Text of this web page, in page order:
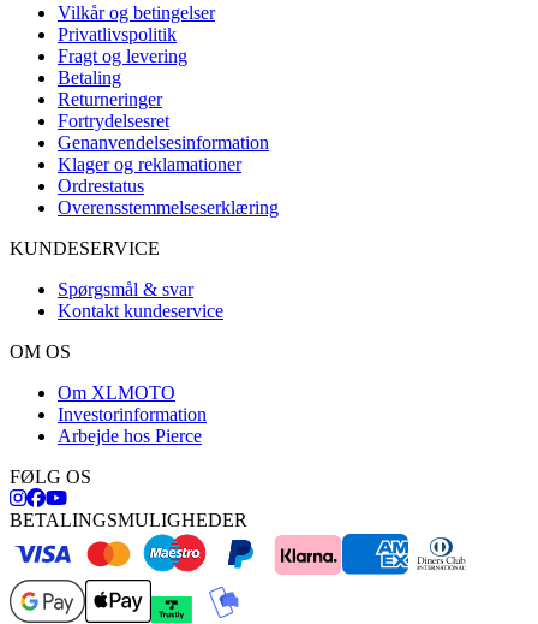
Vilkår og betingelser
Privatlivspolitik
Fragt og levering
Betaling
Returneringer
Fortrydelsesret
Genanvendelsesinformation
Klager og reklamationer
Ordrestatus
Overensstemmelseserklæring
KUNDESERVICE
Spørgsmål & svar
Kontakt kundeservice
OM OS
Om XLMOTO
Investorinformation
Arbejde hos Pierce
FØLG OS
BETALINGSMULIGHEDER